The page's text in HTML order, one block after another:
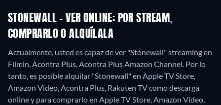
STONEWALL - VER ONLINE: POR STREAM,
COMPRARLO O ALQUÍLALA
Actualmente, usted es capaz de ver "Stonewall" streaming en
Filmin, Acontra Plus, Acontra Plus Amazon Channel. Por lo
tanto, es posible alquilar "Stonewall" en Apple TV Store,
Amazon Video, Acontra Plus, Rakuten TV como descarga
online y para comprarlo en Apple TV Store, Amazon Video,